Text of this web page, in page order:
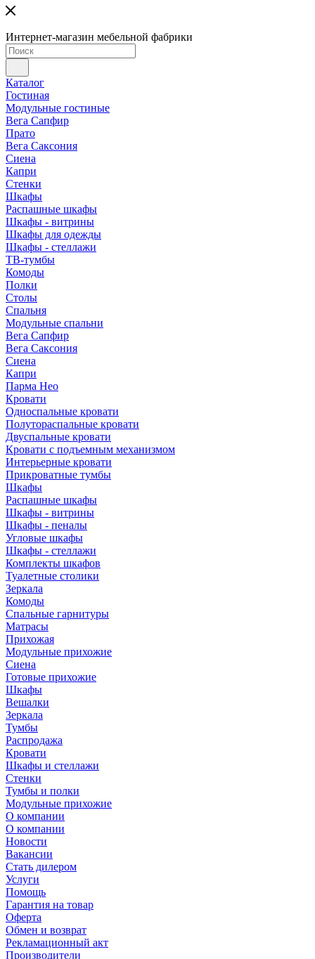
Интернет-магазин мебельной фабрики
Каталог
Гостиная
Модульные гостиные
Вега Сапфир
Прато
Вега Саксония
Сиена
Капри
Стенки
Шкафы
Распашные шкафы
Шкафы - витрины
Шкафы для одежды
Шкафы - стеллажи
ТВ-тумбы
Комоды
Полки
Столы
Спальня
Модульные спальни
Вега Сапфир
Вега Саксония
Сиена
Капри
Парма Нео
Кровати
Односпальные кровати
Полутораспальные кровати
Двуспальные кровати
Кровати с подъемным механизмом
Интерьерные кровати
Прикроватные тумбы
Шкафы
Распашные шкафы
Шкафы - витрины
Шкафы - пеналы
Угловые шкафы
Шкафы - стеллажи
Комплекты шкафов
Туалетные столики
Зеркала
Комоды
Спальные гарнитуры
Матрасы
Прихожая
Модульные прихожие
Сиена
Готовые прихожие
Шкафы
Вешалки
Зеркала
Тумбы
Распродажа
Кровати
Шкафы и стеллажи
Стенки
Тумбы и полки
Модульные прихожие
О компании
О компании
Новости
Вакансии
Стать дилером
Услуги
Помощь
Гарантия на товар
Оферта
Обмен и возврат
Рекламационный акт
Производители